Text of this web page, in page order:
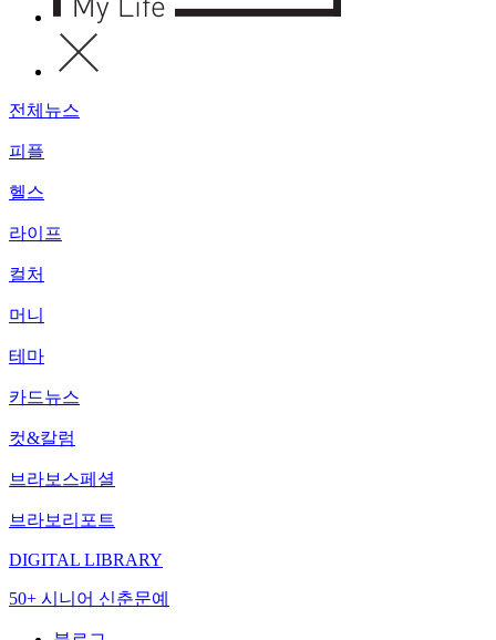
전체뉴스
피플
헬스
라이프
컬처
머니
테마
카드뉴스
컷&칼럼
브라보스페셜
브라보리포트
DIGITAL LIBRARY
50+ 시니어 신춘문예